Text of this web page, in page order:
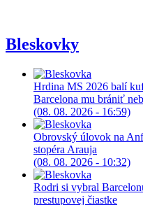
Bleskovky
Hrdina MS 2026 balí
Barcelona mu brániť
(08. 08. 2026 - 16:59)
Obrovský úlovok na
stopéra Arauja
(08. 08. 2026 - 10:32)
Rodri si vybral
prestupovej čiastke